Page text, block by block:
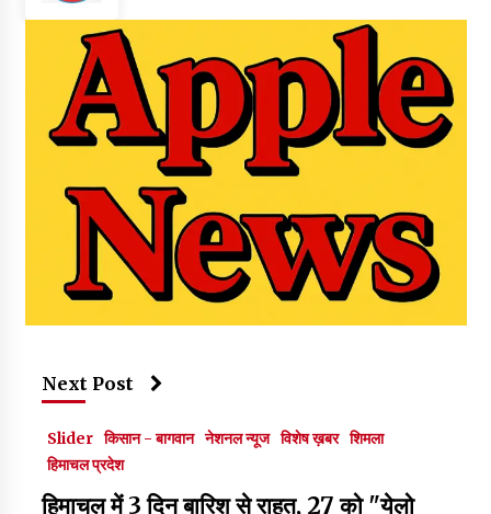
Next Post
Slider किसान - बागवान नेशनल न्यूज विशेष ख़बर शिमला
हिमाचल प्रदेश
हिमाचल में 3 दिन बारिश से राहत, 27 को "येलो